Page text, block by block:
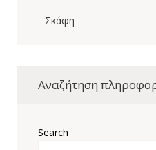
Σκάφη
Αναζήτηση
Search